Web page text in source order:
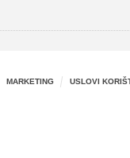
MARKETING USLOVI